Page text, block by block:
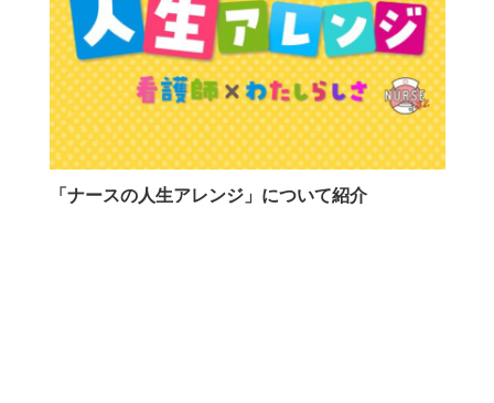
看護師ママにおすすめのお役立ち記事特集